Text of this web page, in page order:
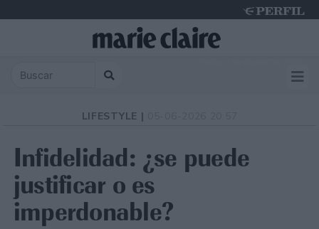
LIFESTYLE |
Infidelidad: ¿se puede
justificar o es
imperdonable?